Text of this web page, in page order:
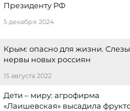
Президенту РФ
5 декабря 2024
Крым: опасно для жизни.
нервы новых россиян
15 августа 2022
Дети – миру: агрофирма
«Лаишевская» высадила